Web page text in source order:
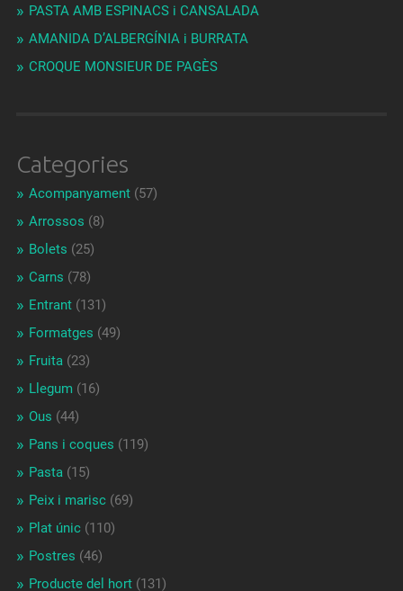
PASTA AMB ESPINACS i CANSALADA
AMANIDA D’ALBERGÍNIA i BURRATA
CROQUE MONSIEUR DE PAGÈS
Categories
Acompanyament(57)
Arrossos (8)
Bolets (25)
Carns (78)
Entrant(131)
Formatges (49)
Fruita(23)
Llegum (16)
Ous (44)
Pans i coques (119)
Pasta(15)
Peix i marisc(69)
Plat únic(110)
Postres (46)
Producte del hort(131)